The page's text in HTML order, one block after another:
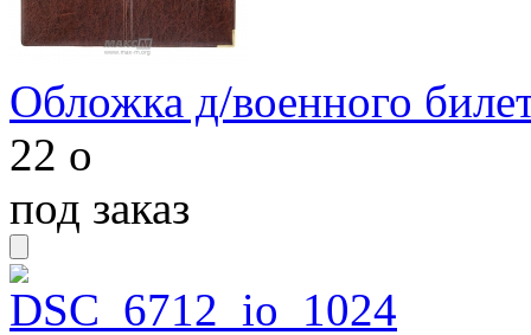
Обложка д/военного
22 o
под заказ